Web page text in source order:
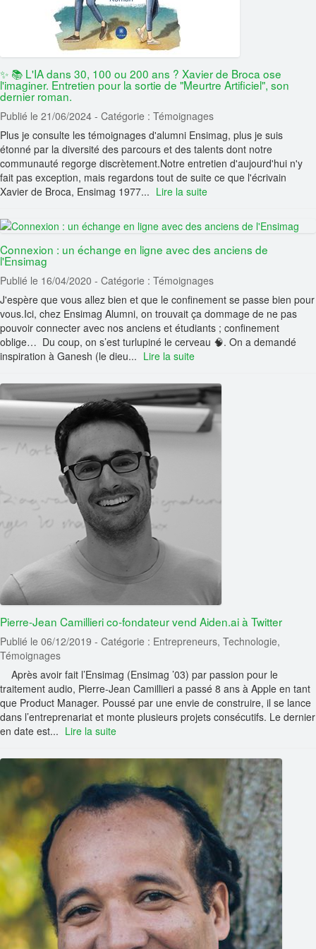
✨ 📚 L'IA dans 30, 100 ou 200 ans ? Xavier de Broca ose
l'imaginer. Entretien pour la sortie de "Meurtre Artificiel", son
dernier roman.
Publié le 21/06/2024 - Catégorie : Témoignages
Plus je consulte les témoignages d'alumni Ensimag, plus je suis
étonné par la diversité des parcours et des talents dont notre
communauté regorge discrètement.Notre entretien d'aujourd'hui n'y
fait pas exception, mais regardons tout de suite ce que l'écrivain
Xavier de Broca, Ensimag 1977... Lire la suite
Connexion : un échange en ligne avec des anciens de
l'Ensimag
Publié le 16/04/2020 - Catégorie : Témoignages
J'espère que vous allez bien et que le confinement se passe bien pour
vous.Ici, chez Ensimag Alumni, on trouvait ça dommage de ne pas
pouvoir connecter avec nos anciens et étudiants ; confinement
oblige… Du coup, on s’est turlupiné le cerveau 🧠. On a demandé
inspiration à Ganesh (le dieu... Lire la suite
Pierre-Jean Camillieri co-fondateur vend Aiden.ai à Twitter
Publié le 06/12/2019 - Catégorie : Entrepreneurs, Technologie,
Témoignages
Après avoir fait l’Ensimag (Ensimag ’03) par passion pour le
traitement audio, Pierre-Jean Camillieri a passé 8 ans à Apple en tant
que Product Manager. Poussé par une envie de construire, il se lance
dans l’entreprenariat et monte plusieurs projets consécutifs. Le dernier
en date est... Lire la suite